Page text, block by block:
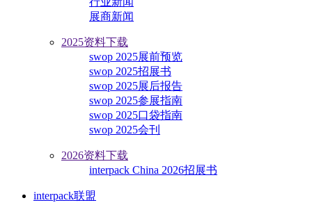
展商新闻
2025资料下载
swop 2025展前预览
swop 2025招展书
swop 2025展后报告
swop 2025参展指南
swop 2025口袋指南
swop 2025会刊
2026资料下载
interpack China 2026招展书
interpack联盟